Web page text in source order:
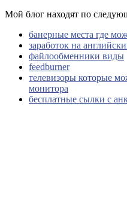
Мой блог находят по
банерные места где
заработок на
файлообменники виды
feedburner
телевизоры которые
монитора
бесплатные сылки с